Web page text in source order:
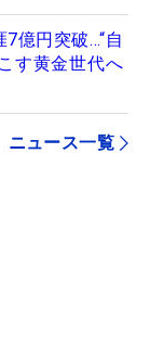
億円突破…“自
す黄金世代へ
ニュース一覧